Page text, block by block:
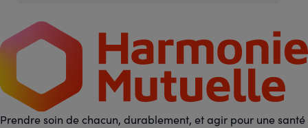
Prendre soin de chacun, durablement, et agir pour une santé